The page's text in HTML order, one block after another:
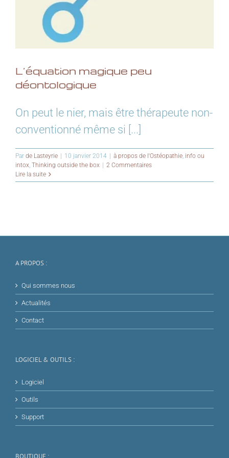
L’équation magique peu
déontologique
On peut le nier, mais être thérapeute non-
conventionné même si [...]
Par de Lasteyrie | 10 janvier 2014 | à propos de l'Ostéopathie info ou
intox Thinking outside the box | 2 Commentaires
Lire la suite
A PROPOS :
Qui sommes nous
Actualités
Contact
LOGICIEL & OUTILS :
Logiciel
Outils
Support
BOUTIQUE :